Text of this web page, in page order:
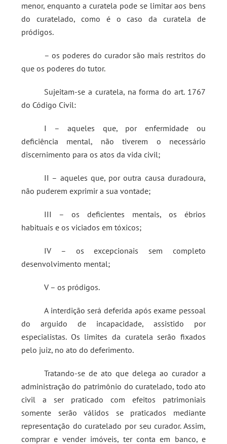
menor, enquanto a curatela pode se limitar aos bens
do curatelado, como é o caso da curatela de
pródigos.
– os poderes do curador são mais restritos do
que os poderes do tutor.
Sujeitam-se a curatela, na forma do art. 1767
do Código Civil:
I – aqueles que, por enfermidade ou
deficiência mental, não tiverem o necessário
discernimento para os atos da vida civil;
II – aqueles que, por outra causa duradoura,
não puderem exprimir a sua vontade;
III – os deficientes mentais, os ébrios
habituais e os viciados em tóxicos;
IV – os excepcionais sem completo
desenvolvimento mental;
V – os pródigos.
A interdição será deferida após exame pessoal
do arguido de incapacidade, assistido por
especialistas. Os limites da curatela serão fixados
pelo juiz, no ato do deferimento.
Tratando-se de ato que delega ao curador a
administração do patrimônio do curatelado, todo ato
civil a ser praticado com efeitos patrimoniais
somente serão válidos se praticados mediante
representação do curatelado por seu curador. Assim,
comprar e vender imóveis, ter conta em banco, e